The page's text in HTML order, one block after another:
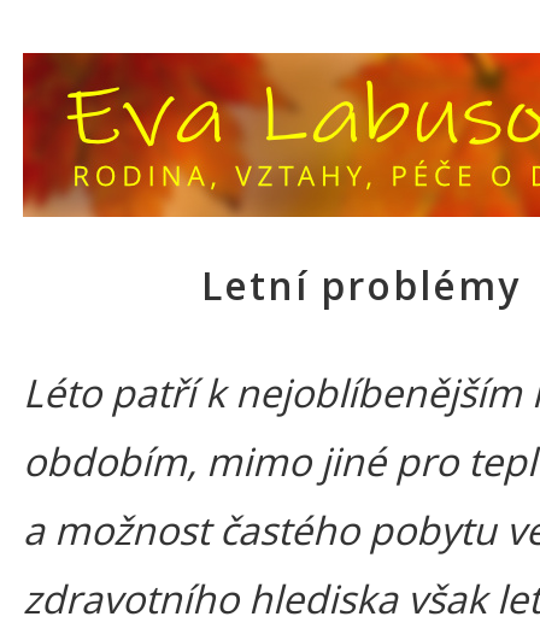
Letní problémy
Léto patří k nejoblíbenějším
obdobím, mimo jiné pro
a možnost častého pobytu
zdravotního hlediska však